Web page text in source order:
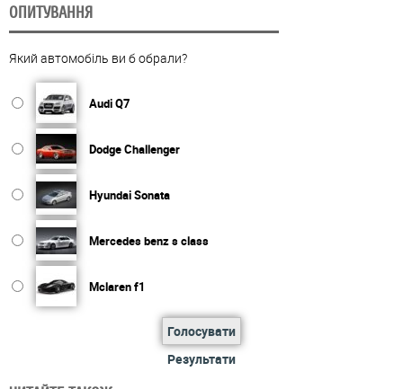
ОПИТУВАННЯ
Який автомобіль ви б обрали?
Audi Q7
Dodge Challenger
Hyundai Sonata
Mercedes benz s class
Mclaren f1
Голосувати
Результати